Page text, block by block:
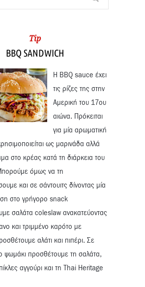
Tip
BBQ SANDWICH
H ΒBQ sauce έχει
τις ρίζες της στην
Αμερική του 17ου
αιώνα. Πρόκειται
για μία αρωματική
ως μαρινάδα αλλά
στο κρέας κατά τη διάρκεια του
όμως να τη
και σε σάντουιτς δίνοντας μία
στο γρήγορο snack
σαλάτα coleslaw ανακατεύοντας
και τριμμένο καρότο με
αλάτι και πιπέρι. Σε
ψωμάκι προσθέτουμε τη σαλάτα,
αγγούρι και τη Thai Heritage